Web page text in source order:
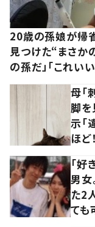
20歳の孫娘が帰
見つけた“まさか
の孫だ」「これい
母「
脚
示「
ほど
「好
男女
た2
ても